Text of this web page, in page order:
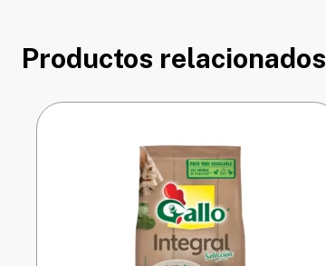
Productos relacionados